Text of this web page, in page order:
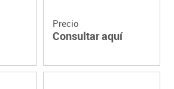
Precio
Consultar aquí